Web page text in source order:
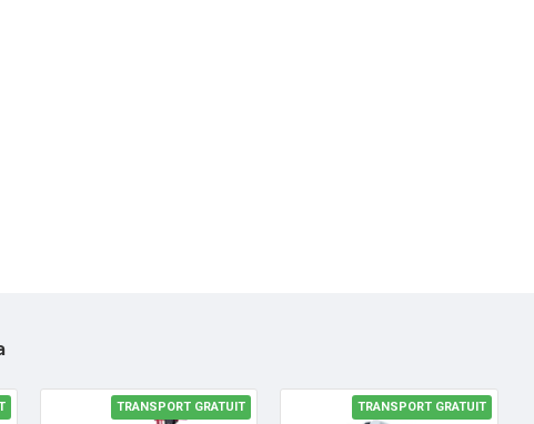
HOT
TRANSPORT GRATUIT TRANSPORT GRATUIT